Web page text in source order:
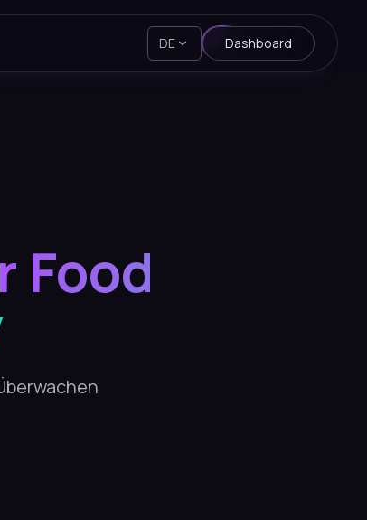
DE Dashboard